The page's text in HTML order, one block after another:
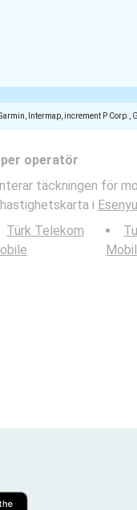
Intermap, increment P Corp.,
operatör
täckningen för
i
Türk Telekom